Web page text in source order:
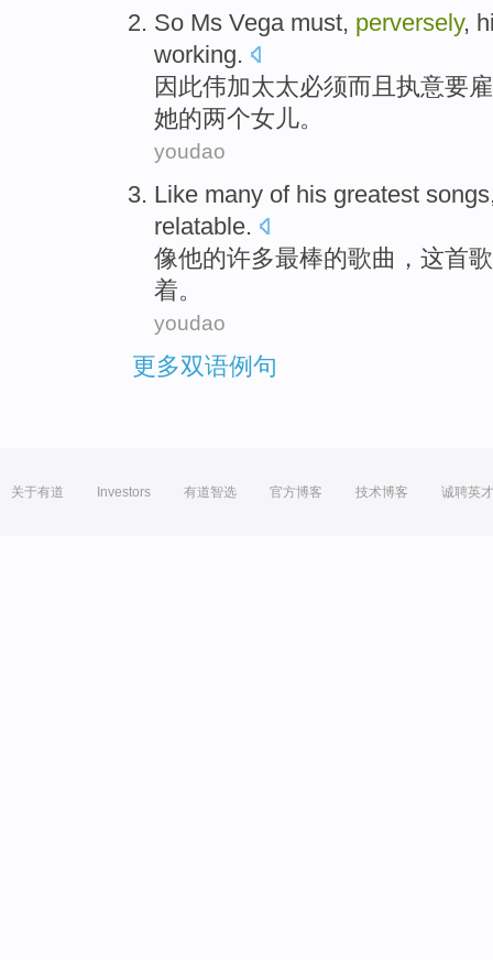
So Ms Vega must, perversely,
working.
因此伟加太太必须而且 执意要雇
她的两个女儿。
youdao
Like many of his greatest songs
relatable.
像他的许多最棒的歌曲 ， 这首歌
着。
youdao
更多双语例句
关于有道 Investors 有道智选 官方博客 技术博客 诚聘英才